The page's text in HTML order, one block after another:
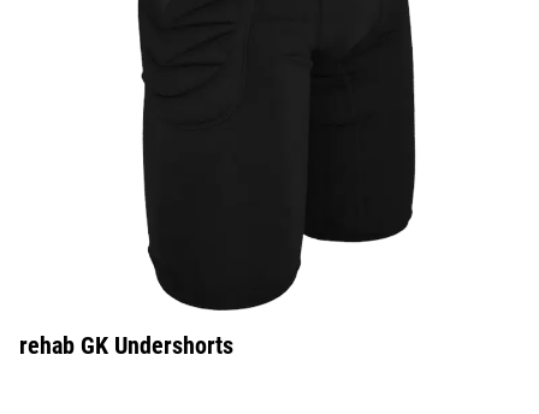
rehab GK Undershorts